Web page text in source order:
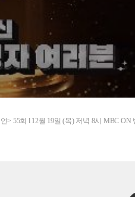
> 55회 l 12월 19일 (목) 저녁 8시 MBC ON